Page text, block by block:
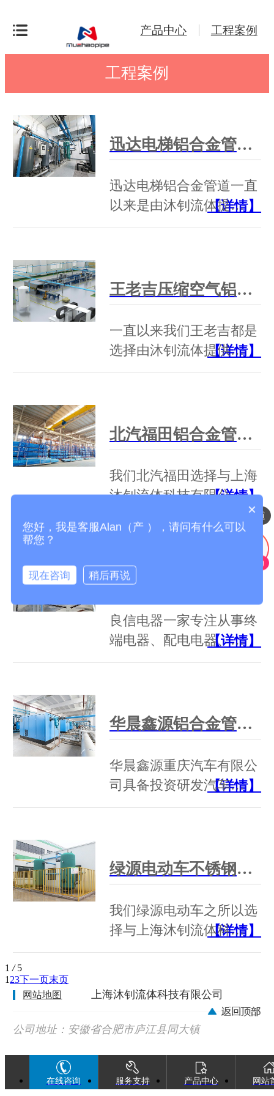
产品中心 工程案例
工程案例
迅达电梯铝合金管道工程案例！
迅达电梯铝合金管道一直
以来是由沐钊流体提…
【详情】
王老吉压缩空气铝合金管道工程案例！
一直以来我们王老吉都是
选择由沐钊流体提供…
【详情】
北汽福田铝合金管道工程案例！
我们北汽福田选择与上海
沐钊流体科技有限公…
【详情】
良信电器一家专注从事终
端电器、配电电器、…
【详情】
华晨鑫源铝合金管道工程案例！
华晨鑫源重庆汽车有限公
司具备投资研发汽车…
【详情】
绿源电动车不锈钢管道工程案例！
我们绿源电动车之所以选
择与上海沐钊流体科…
【详情】
1 / 5
1 23下一页末页
网站地图
上海沐钊流体科技有限公司
公司地址：安徽省合肥市庐江县同大镇
广巢西路88号
在线咨询 服务支持 产品中心 网站
压缩空气铝合金管道
×
您好，我是客服Alan（产 ），请问有什么可以
帮您？
现在咨询 稍后再说